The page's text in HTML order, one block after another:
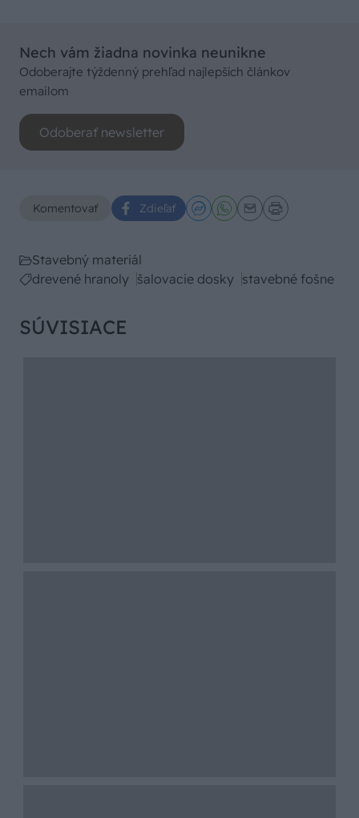
Nech vám žiadna novinka neunikne
Odoberajte týždenný prehľad najlepších článkov
emailom
Odoberať newsletter
Komentovať Zdieľať
Stavebný materiál
drevené hranoly šalovacie dosky stavebné fošne
SÚVISIACE